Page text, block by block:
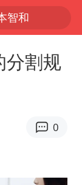
智和
地震致1死
很窝囊
陈幸同晋级WTT横滨冠军赛8强
分割规
0